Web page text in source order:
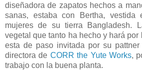
diseñadora de zapatos hechos a
sanas, estaba con Bertha, vestida
mujeres de su tierra Bangladesh.
vegetal que tanto ha hecho y hará por
esta de paso invitada por su
directora de CORR the Yute Works,
trabajo con la buena planta.